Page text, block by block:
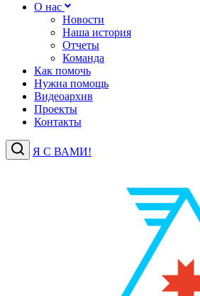
О нас
Новости
Наша история
Отчеты
Команда
Как помочь
Нужна помощь
Видеоархив
Проекты
Контакты
Я С ВАМИ!